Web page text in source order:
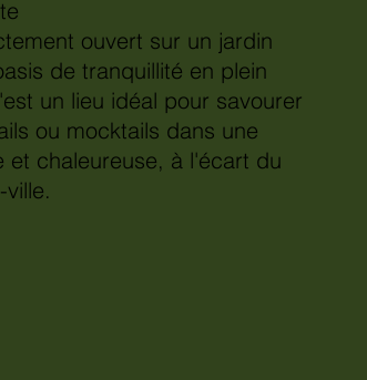
ouvert sur un jardin
de tranquillité en plein
un lieu idéal pour savourer
ou mocktails dans une
et chaleureuse, à l'écart du